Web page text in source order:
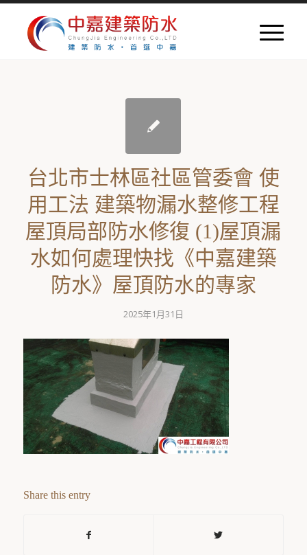
台北市士林區社區管委會 使
用工法 建築物漏水整修工程
屋頂局部防水修復 (1)屋頂漏
水如何處理快找《中嘉建築
防水》屋頂防水的專家
2025年1月31日
Share this entry